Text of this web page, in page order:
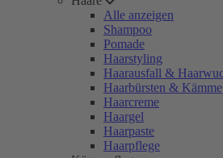
Alle anzeigen
Shampoo
Pomade
Haarstyling
Haarausfall &
Haarbürsten & Kämme
Haarcreme
Haargel
Haarpaste
Haarpflege